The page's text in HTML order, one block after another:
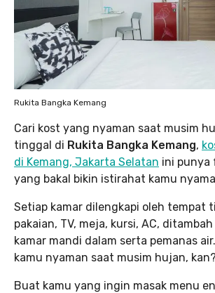
Rukita Bangka Kemang
Cari kost yang nyaman saat musim
tinggal di Rukita Bangka Kemang,
di Kemang, Jakarta Selatan ini punya
yang bakal bikin istirahat kamu
Setiap kamar dilengkapi oleh tempat
pakaian, TV, meja, kursi, AC,
kamar mandi dalam serta pemanas
kamu nyaman saat musim hujan, kan?
Buat kamu yang ingin masak menu